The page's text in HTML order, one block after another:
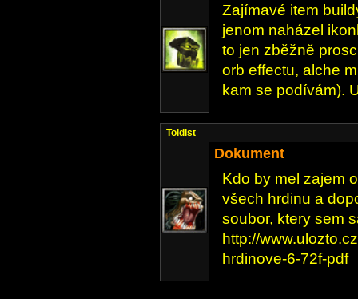
Zajímavé item
jenom naházel
to jen zběžně
orb effectu, alche
kam se podívám).
Toldist
Dokument
Kdo by mel zajem
všech hrdinu a
soubor, ktery sem
http://
hrdinove-6-72f-pdf